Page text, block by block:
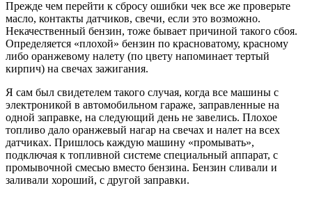
Прежде чем перейти к сбросу ошибки чек все же проверьте
масло, контакты датчиков, свечи, если это возможно.
Некачественный бензин, тоже бывает причиной такого сбоя.
Определяется «плохой» бензин по красноватому, красному
либо оранжевому налету (по цвету напоминает тертый
кирпич) на свечах зажигания.
Я сам был свидетелем такого случая, когда все машины с
электроникой в автомобильном гараже, заправленные на
одной заправке, на следующий день не завелись. Плохое
топливо дало оранжевый нагар на свечах и налет на всех
датчиках. Пришлось каждую машину «промывать»,
подключая к топливной системе специальный аппарат, с
промывочной смесью вместо бензина. Бензин сливали и
заливали хороший, с другой заправки.